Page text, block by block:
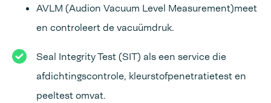
AVLM (Audion Vacuum Level Measurement)meet
en controleert de vacuümdruk.
Seal Integrity Test (SIT) als een service die
afdichtingscontrole, kleurstofpenetratietest en
peeltest omvat.